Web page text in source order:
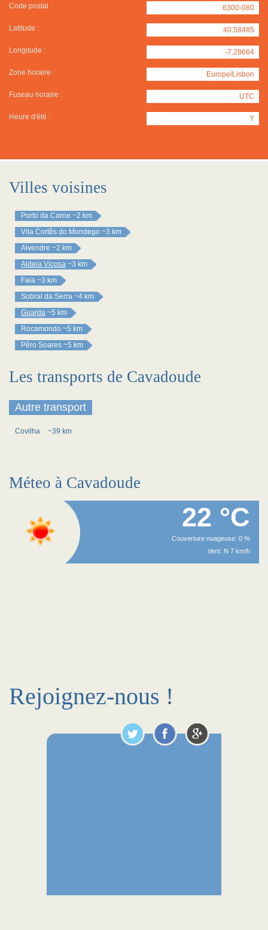
Code postal : 6300-080
Latitude : 40.58485
Longitude : -7.28664
Zone horaire : Europe/Lisbon
Fuseau horaire : UTC
Heure d'été : Y
Villes voisines
Porto da Carne ~2 km
Vila Cortês do Mondego ~3 km
Alvendre ~2 km
Aldeia Viçosa ~3 km
Faia ~3 km
Sobral da Serra ~4 km
Guarda ~5 km
Rocamondo ~5 km
Pêro Soares ~5 km
Les transports de Cavadoude
Autre transport
Covilha ~39 km
Méteo à Cavadoude
22 °C
Couverture nuageuse: 0 %
Vent: N 7 km/h
Rejoignez-nous !